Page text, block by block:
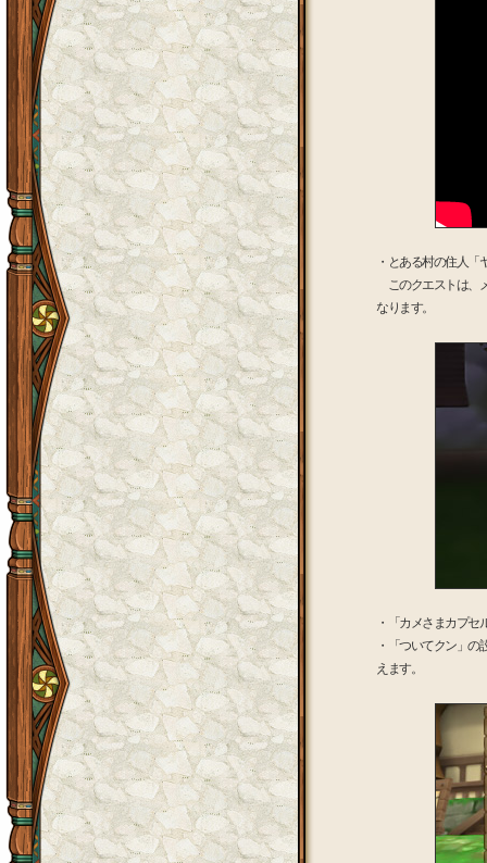
・とある村の住人
このクエストは、
なります。
・「カメさまカプ
・「ついてクン」の
えます。